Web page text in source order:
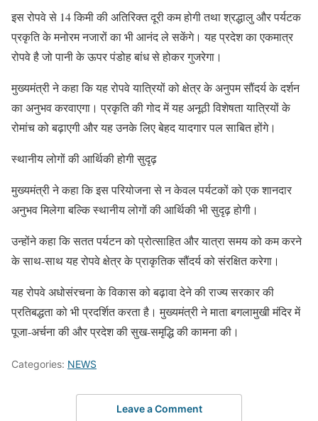
इस रोपवे से 14 किमी की अतिरिक्त दूरी कम होगी तथा श्रद्धालु और पर्यटक
प्रकृति के मनोरम नजारों का भी आनंद ले सकेंगे। यह प्रदेश का एकमात्र
रोपवे है जो पानी के ऊपर पंडोह बांध से होकर गुजरेगा।
मुख्यमंत्री ने कहा कि यह रोपवे यात्रियों को क्षेत्र के अनुपम सौंदर्य के दर्शन
का अनुभव करवाएगा। प्रकृति की गोद में यह अनूठी विशेषता यात्रियों के
रोमांच को बढ़ाएगी और यह उनके लिए बेहद यादगार पल साबित होंगे।
स्थानीय लोगों की आर्थिकी होगी सुदृढ़
मुख्यमंत्री ने कहा कि इस परियोजना से न केवल पर्यटकों को एक शानदार
अनुभव मिलेगा बल्कि स्थानीय लोगों की आर्थिकी भी सुदृढ़ होगी।
उन्होंने कहा कि सतत पर्यटन को प्रोत्साहित और यात्रा समय को कम करने
के साथ-साथ यह रोपवे क्षेत्र के प्राकृतिक सौंदर्य को संरक्षित करेगा।
यह रोपवे अधोसंरचना के विकास को बढ़ावा देने की राज्य सरकार की
प्रतिबद्धता को भी प्रदर्शित करता है। मुख्यमंत्री ने माता बगलामुखी मंदिर में
पूजा-अर्चना की और प्रदेश की सुख-समृद्धि की कामना की।
Categories: NEWS
Leave a Comment